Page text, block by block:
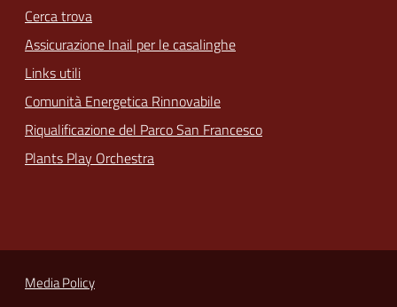
Cerca trova
Assicurazione Inail per le casalinghe
Links utili
Comunità Energetica Rinnovabile
Riqualificazione del Parco San Francesco
Plants Play Orchestra
Media Policy